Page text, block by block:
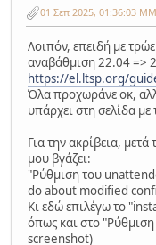
01 Σεπ 2025, 01:36:03 ΜΜ
Λοιπόν, επειδή με
αναβάθμιση 22.04 =>
https://el.ltsp.org/
Όλα προχωράνε οκ,
υπάρχει στη σελίδα με
Για την ακρίβεια,
μου βγάζει:
"Ρύθμιση του
do about modified
Κι εδώ επιλέγω το
όπως και στο
screenshot)